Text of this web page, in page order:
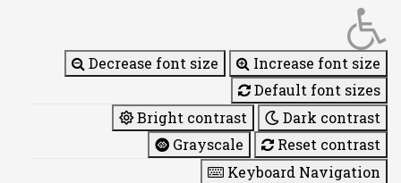
Decrease font size
Increase font size
Default font sizes
Bright contrast
Dark contrast
Grayscale
Reset contrast
Keyboard Navigation